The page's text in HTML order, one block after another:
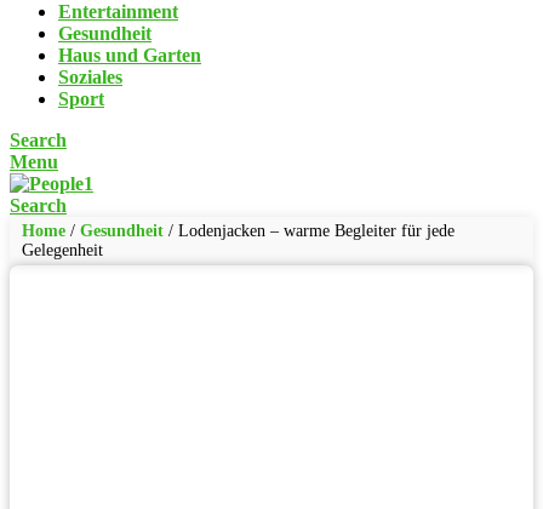
Entertainment
Gesundheit
Haus und Garten
Soziales
Sport
Search
Menu
Search
Home / Gesundheit / Lodenjacken – warme Begleiter für jede
Gelegenheit